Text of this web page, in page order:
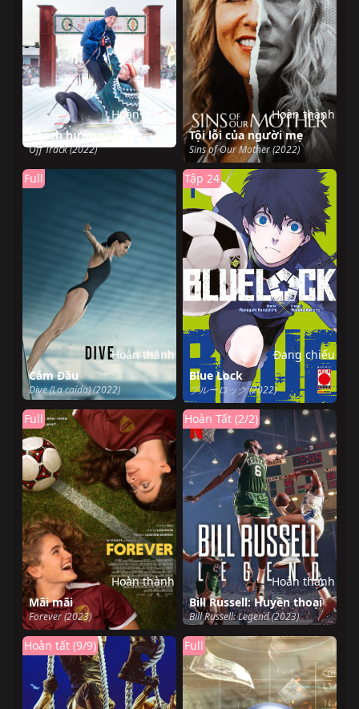
Chệch hướng
Off Track (2022)
Hoàn thành
Tội lỗi của người mẹ
Sins of Our Mother (2022)
Hoàn thành
Cắm Đầu
Dive (La caída) (2022)
Full
Hoàn thành
Blue Lock
ブルーロック (2022)
Tập 24
Đang chiếu
Mãi mãi
Forever (2023)
Full
Hoàn thành
Bill Russell: Huyền thoại
Bill Russell: Legend (2023)
Hoàn Tất (2/2)
Hoàn thành
Hoàn tất (9/9) Full